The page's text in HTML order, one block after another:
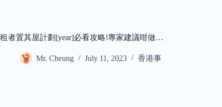
租者置其屋計劃[year]必看攻略!專家建議咁做…
Mr. Cheung July 11, 2023 香港事